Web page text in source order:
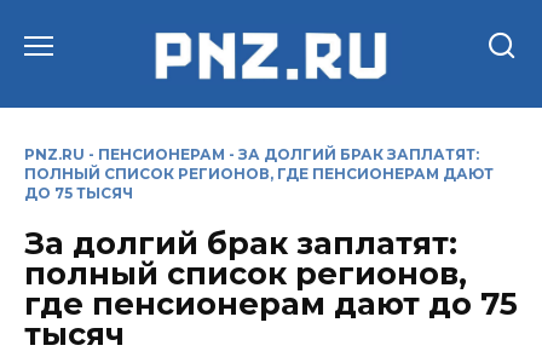
PNZ.RU - ПЕНСИОНЕРАМ - ЗА ДОЛГИЙ БРАК ЗАПЛАТЯТ:
ПОЛНЫЙ СПИСОК РЕГИОНОВ, ГДЕ ПЕНСИОНЕРАМ ДАЮТ
ДО 75 ТЫСЯЧ
За долгий брак заплатят:
полный список регионов,
где пенсионерам дают до 75
тысяч